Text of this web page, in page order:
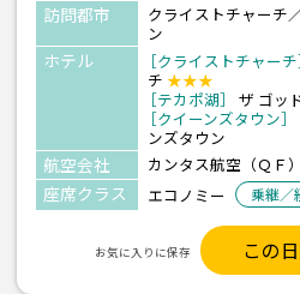
訪問都市
クライストチャーチ
ン
ホテル ［クライストチャーチ
チ ★★★
［テカポ湖］
ザ ゴッ
［クイーンズタウン］
ンズタウン
航空会社 カンタス航空（ＱＦ
座席クラス エコノミー 乗継／
お気に入りに保存 この